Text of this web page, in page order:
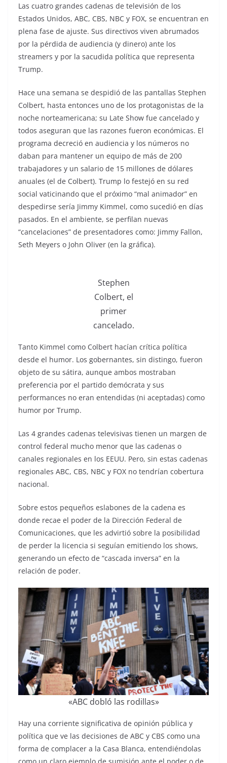
Las cuatro grandes cadenas de televisión de los
Estados Unidos, ABC, CBS, NBC y FOX, se encuentran en
plena fase de ajuste. Sus directivos viven abrumados
por la pérdida de audiencia (y dinero) ante los
streamers y por la sacudida política que representa
Trump.
Hace una semana se despidió de las pantallas Stephen
Colbert, hasta entonces uno de los protagonistas de la
noche norteamericana; su Late Show fue cancelado y
todos aseguran que las razones fueron económicas. El
programa decreció en audiencia y los números no
daban para mantener un equipo de más de 200
trabajadores y un salario de 15 millones de dólares
anuales (el de Colbert). Trump lo festejó en su red
social vaticinando que el próximo “mal animador” en
despedirse sería Jimmy Kimmel, como sucedió en días
pasados. En el ambiente, se perfilan nuevas
“cancelaciones” de presentadores como: Jimmy Fallon,
Seth Meyers o John Oliver (en la gráfica).
Stephen
Colbert, el
primer
cancelado.
Tanto Kimmel como Colbert hacían crítica política
desde el humor. Los gobernantes, sin distingo, fueron
objeto de su sátira, aunque ambos mostraban
preferencia por el partido demócrata y sus
performances no eran entendidas (ni aceptadas) como
humor por Trump.
Las 4 grandes cadenas televisivas tienen un margen de
control federal mucho menor que las cadenas o
canales regionales en los EEUU. Pero, sin estas cadenas
regionales ABC, CBS, NBC y FOX no tendrían cobertura
nacional.
Sobre estos pequeños eslabones de la cadena es
donde recae el poder de la Dirección Federal de
Comunicaciones, que les advirtió sobre la posibilidad
de perder la licencia si seguían emitiendo los shows,
generando un efecto de “cascada inversa” en la
relación de poder.
«ABC dobló las rodillas»
Hay una corriente significativa de opinión pública y
política que ve las decisiones de ABC y CBS como una
forma de complacer a la Casa Blanca, entendiéndolas